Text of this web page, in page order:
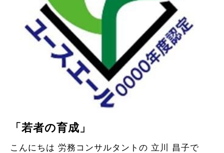
「若者の育成」
こんにちは 労務コンサルタントの 立川 昌子で